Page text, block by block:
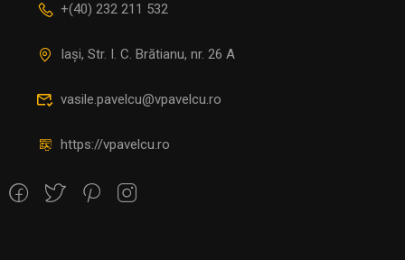
+(40) 232 211 532
Iași, Str. I. C. Brătianu, nr. 26 A
vasile.pavelcu@vpavelcu.ro
https://vpavelcu.ro